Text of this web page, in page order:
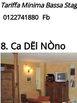
Tariffa Minima Bassa
0122741880 Fb
8. Ca DËl NÒno